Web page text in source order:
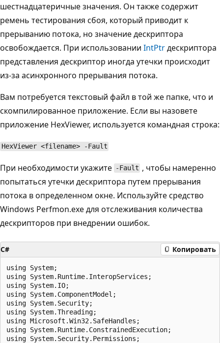
шестнадцатеричные значения. Он также содержит
ремень тестирования сбоя, который приводит к
прерыванию потока, но значение дескриптора
освобождается. При использовании IntPtrдескриптора
представления дескриптор иногда утечки происходит
из-за асинхронного прерывания потока.
Вам потребуется текстовый файл в той же папке, что и
скомпилированное приложение. Если вы назовете
приложение HexViewer, используется командная строка:
HexViewer <filename> -Fault
При необходимости укажите -Fault , чтобы намеренно
попытаться утечки дескриптора путем прерывания
потока в определенном окне. Используйте средство
Windows Perfmon.exe для отслеживания количества
дескрипторов при внедрении ошибок.
C# Копировать
using System;
using System.Runtime.InteropServices;
using System.IO;
using System.ComponentModel;
using System.Security;
using System.Threading;
using Microsoft.Win32.SafeHandles;
using System.Runtime.ConstrainedExecution;
using System.Security.Permissions;